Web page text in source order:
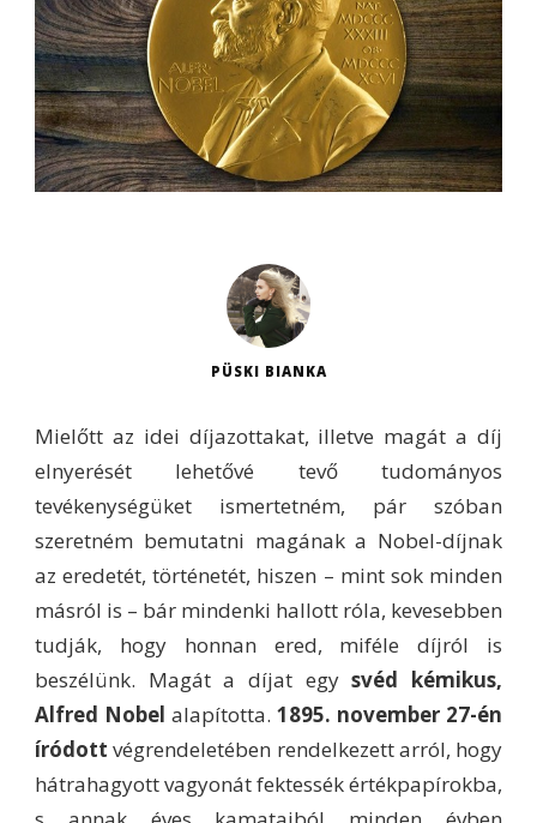
PÜSKI BIANKA
Mielőtt az idei díjazottakat, illetve magát a díj
elnyerését lehetővé tevő tudományos
tevékenységüket ismertetném, pár szóban
szeretném bemutatni magának a Nobel-díjnak
az eredetét, történetét, hiszen – mint sok minden
másról is – bár mindenki hallott róla, kevesebben
tudják, hogy honnan ered, miféle díjról is
beszélünk. Magát a díjat egysvéd kémikus,
Alfred Nobel alapította. 1895. november 27-én
íródottvégrendeletében rendelkezett arról, hogy
hátrahagyott vagyonát fektessék értékpapírokba,